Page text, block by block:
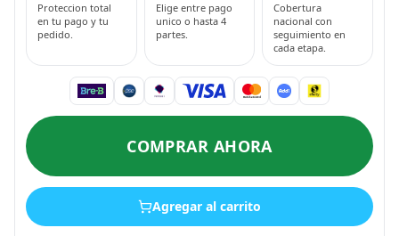
Proteccion total
en tu pago y tu
pedido.
Elige entre pago
unico o hasta 4
partes.
Cobertura
nacional con
seguimiento en
cada etapa.
COMPRAR AHORA
Agregar al carrito